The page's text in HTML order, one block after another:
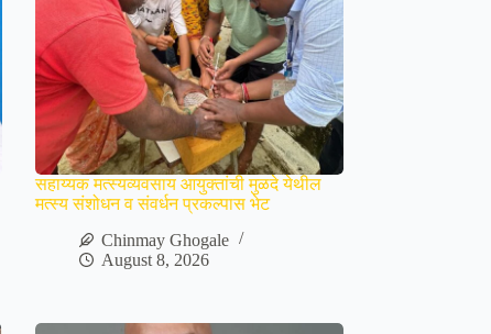
सहाय्यक मत्स्यव्यवसाय आयुक्तांची मुळदे येथील
मत्स्य संशोधन व संवर्धन प्रकल्पास भेट
Chinmay Ghogale
August 8, 2026